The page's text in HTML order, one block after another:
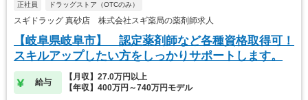
正社員 ドラッグストア（OTCのみ）
スギドラッグ 真砂店 株式会社スギ薬局の薬剤師求人
【岐阜県岐阜市】 認定薬剤師など各種資格取得可！
スキルアップしたい方をしっかりサポートします。
給与
【月収】27.0万円以上
【年収】400万円～740万円モデル